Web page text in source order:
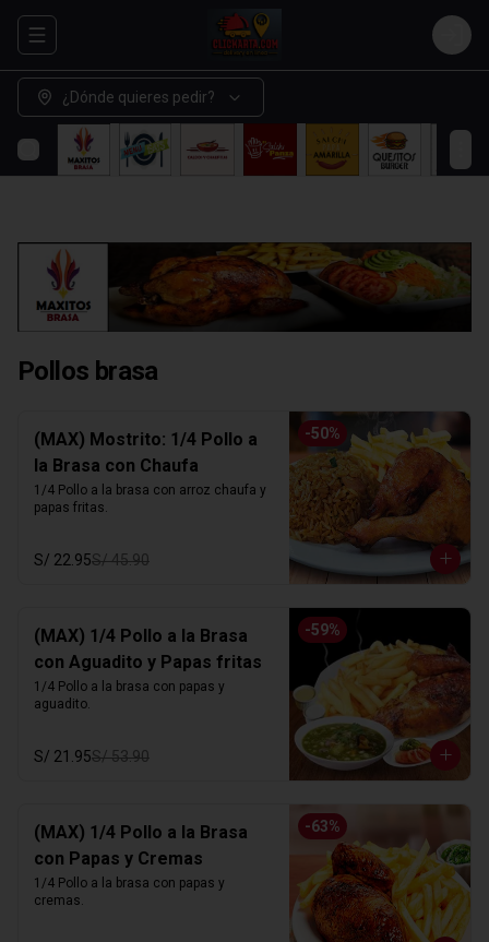
Abrir menu de navegación Login
¿Dónde quieres pedir?
Pollos brasa
-50%
(MAX) Mostrito: 1/4 Pollo a
la Brasa con Chaufa
1/4 Pollo a la brasa con arroz chaufa y
papas fritas.
S/ 22.95S/ 45.90
-59%
(MAX) 1/4 Pollo a la Brasa
con Aguadito y Papas fritas
1/4 Pollo a la brasa con papas y
aguadito.
S/ 21.95S/ 53.90
-63%
(MAX) 1/4 Pollo a la Brasa
con Papas y Cremas
1/4 Pollo a la brasa con papas y
cremas.